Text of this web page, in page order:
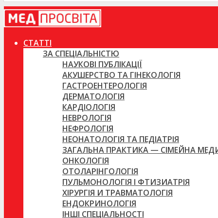
СТАТТІ
ЗА СПЕЦІАЛЬНІСТЮ
НАУКОВІ ПУБЛІКАЦІЇ
АКУШЕРСТВО ТА ГІНЕКОЛОГІЯ
ГАСТРОЕНТЕРОЛОГІЯ
ДЕРМАТОЛОГІЯ
КАРДІОЛОГІЯ
НЕВРОЛОГІЯ
НЕФРОЛОГІЯ
НЕОНАТОЛОГІЯ ТА ПЕДІАТРІЯ
ЗАГАЛЬНА ПРАКТИКА — СІМЕЙНА
ОНКОЛОГІЯ
ОТОЛАРІНГОЛОГІЯ
ПУЛЬМОНОЛОГІЯ І ФТИЗИАТРІЯ
ХІРУРГІЯ И ТРАВМАТОЛОГІЯ
ЕНДОКРИНОЛОГІЯ
ІНШІ СПЕЦІАЛЬНОСТІ